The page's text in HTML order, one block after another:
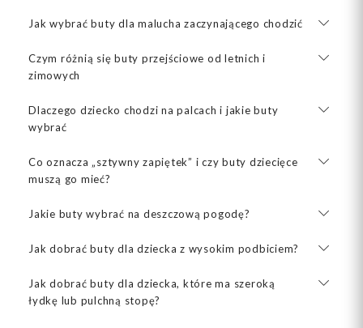
Jak wybrać buty dla malucha zaczynającego chodzić
Czym różnią się buty przejściowe od letnich i
zimowych
Dlaczego dziecko chodzi na palcach i jakie buty
wybrać
Co oznacza „sztywny zapiętek” i czy buty dziecięce
muszą go mieć?
Jakie buty wybrać na deszczową pogodę?
Jak dobrać buty dla dziecka z wysokim podbiciem?
Jak dobrać buty dla dziecka, które ma szeroką
łydkę lub pulchną stopę?